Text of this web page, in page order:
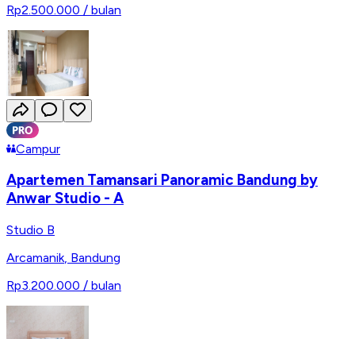
Rp2.500.000 / bulan
Campur
Apartemen Tamansari Panoramic Bandung by
Anwar Studio - A
Studio B
Arcamanik, Bandung
Rp3.200.000 / bulan